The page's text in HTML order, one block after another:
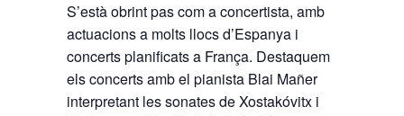
S’està obrint pas com a concertista, amb
actuacions a molts llocs d’Espanya i
concerts planificats a França. Destaquem
els concerts amb el pianista Blai Mañer
interpretant les sonates de Xostakóvitx i